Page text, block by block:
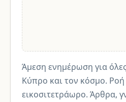
Άμεση ενημέρωση για όλες
Κύπρο και τον κόσμο.
εικοσιτετράωρο. Άρθρα,